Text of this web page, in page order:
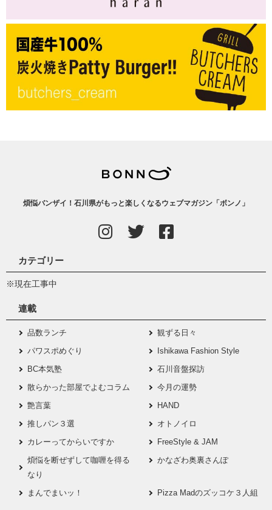
煩悩バンザイ！石川県がもっと楽しくなるウェブマガジン「ボンノ」
カテゴリー
※現在工事中
連載
品数ランチ
観ずる日々
パワスポめぐり
Ishikawa Fashion Style
BC本気塾
石川音盤探訪
散らかった部屋でよむコラム
今月の運勢
艶言葉
HAND
推しパン３選
オトノイロ
カレーってからいですか
FreeStyle & JAM
煩悩を断ぜずして咖喱を得る
なり
かなざわ奥裏さんぽ
まんでまいッ！ Pizza Madのズッコケ３人組